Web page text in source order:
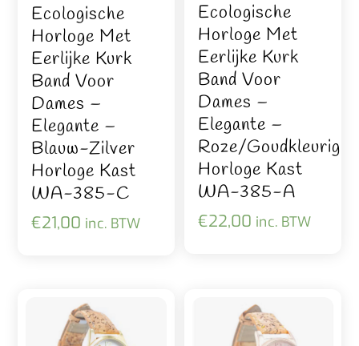
Ecologische
Horloge Met
Eerlijke Kurk
Band Voor
Dames –
Elegante –
Blauw-Zilver
Horloge Kast
WA-385-C
€21,00 inc. BTW
Ecologische
Horloge Met
Eerlijke Kurk
Band Voor
Dames –
Elegante –
Roze/goudkleurig
Horloge Kast
WA-385-A
€22,00 inc. BTW